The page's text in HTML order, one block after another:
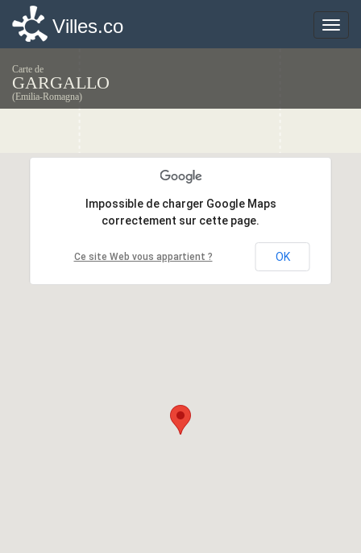
Toggle
Villes.co
Carte de
GARGALLO
(Emilia-Romagna)
Impossible de charger Google Maps
correctement sur cette page.
Ce site Web vous appartient ? OK
Impossible de charger Google Maps
correctement sur cette page.
Ce site Web vous appartient ? OK
Toggle
Villes.co